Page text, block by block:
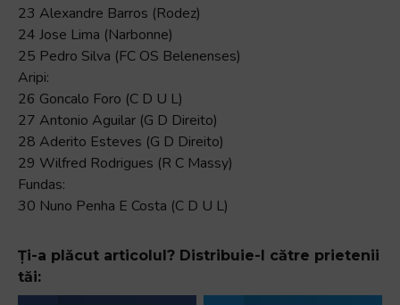
23 Alexandre Barros (Rodez)
24 Jose Lima (Narbonne)
25 Pedro Silva (FC OS Belenenses)
Aripi:
26 Goncalo Foro (C D U L)
27 Antonio Aguilar (G D Direito)
28 Aderito Esteves (G D Direito)
29 Wilfred Rodrigues (R C Massy)
Fundas:
30 Nuno Penha E Costa (C D U L)
Ți-a plăcut articolul? Distribuie-l către prietenii
tăi: